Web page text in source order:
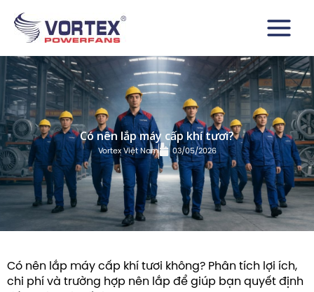
Menu
Có nên lắp máy cấp khí tươi?
Vortex Việt Nam 03/05/2026
Có nên lắp máy cấp khí tươi không? Phân tích lợi ích,
chi phí và trường hợp nên lắp để giúp bạn quyết định